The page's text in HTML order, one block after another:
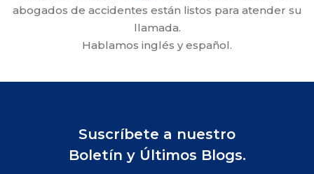
abogados de accidentes están listos para atender su
llamada.
Hablamos inglés y español.
Suscríbete a nuestro
Boletín y Últimos Blogs.